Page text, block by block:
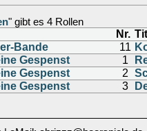
" gibt es 4 Rollen
Nr.
Bande
11
Gespenst
1
Gespenst
2
Gespenst
3